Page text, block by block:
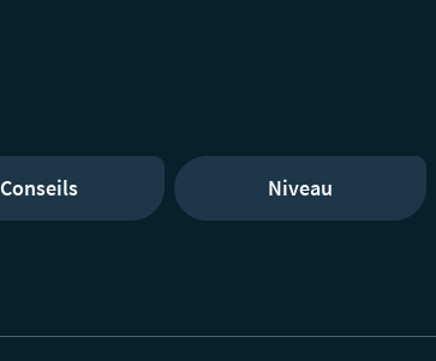
Conseils Niveau